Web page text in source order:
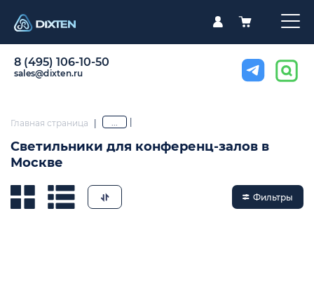
8 (495) 106-10-50
sales@dixten.ru
Главная страница | ...
Светильники для конференц-залов в
Москве
Фильтры